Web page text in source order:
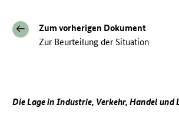
Zum vorherigen Dokument
Zur Beurteilung der Situation
Die Lage in Industrie, Verkehr, Handel